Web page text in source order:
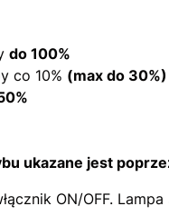
do 100%
co 10% (max do 30%)
ukazane jest
ON/OFF.